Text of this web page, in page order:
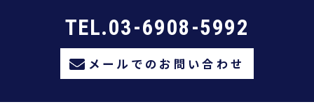
TEL.03-6908-5992
メールでのお問い合わせ